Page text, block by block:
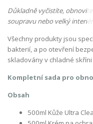
Důkladně vyčistíte,
soupravu nebo velký
Všechny produkty jsou
bakterií, a po otevření
skladovány v chladné
Kompletní sada pro
Obsah
500ml Kůže Ultra